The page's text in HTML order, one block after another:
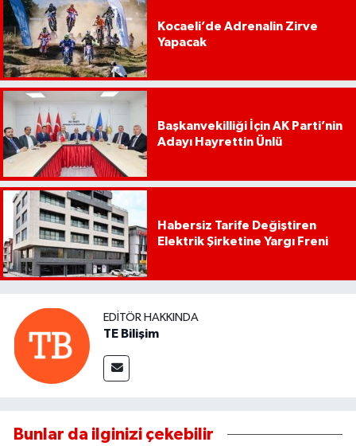
Kocaeli’de Adrenalin Zirve
Yapacak
Başkanvekilliği İçin AK Parti’nin
Adayı Hayrettin Ünlü
Habersiz Tarife Değiştiren
Elektrik Şirketine Yargı Freni
EDITÖR HAKKINDA
TE Bilişim
Bunlar da ilginizi çekebilir